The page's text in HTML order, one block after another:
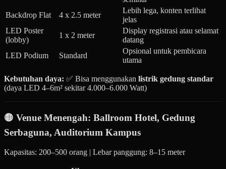
Backdrop Flat
4 x 2.5 meter
Lebih lega, konten terlihat
jelas
LED Poster
(lobby)
1 x 2 meter
Display registrasi atau selamat
datang
LED Podium
Standard
Opsional untuk pembicara
utama
Kebutuhan daya: ✅ Bisa menggunakan listrik gedung standar
(daya LED 4–6m² sekitar 4.000–6.000 Watt)
🟡 Venue Menengah: Ballroom Hotel, Gedung
Serbaguna, Auditorium Kampus
Kapasitas: 200–500 orang | Lebar panggung: 8–15 meter